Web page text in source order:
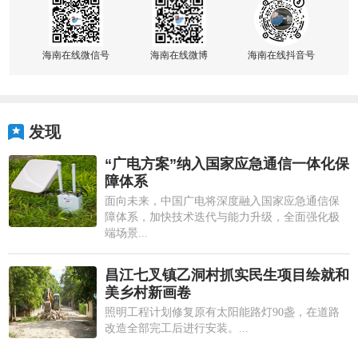
海南在线微信号 海南在线微博 海南在线抖音号
发现
“广电方案”纳入国家应急通信一体化保
障体系
面向未来，中国广电将深度融入国家应急通信保
障体系，加快技术迭代与能力升级，全面强化极
端场景...
昌江七叉镇乙洞村抓实民生项目绘就和
美乡村新画卷
照明工程计划修复原有太阳能路灯90盏，在道路
改造全部完工后进行安装。...